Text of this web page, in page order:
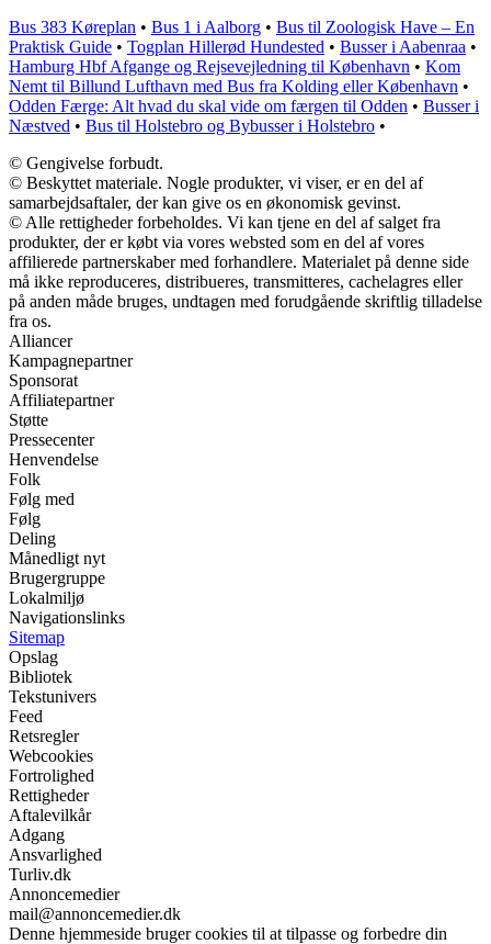
Bus 383 Køreplan • Bus 1 i Aalborg • Bus til Zoologisk Have – En
Praktisk Guide • Togplan Hillerød Hundested • Busser i Aabenraa •
Hamburg Hbf Afgange og Rejsevejledning til København • Kom
Nemt til Billund Lufthavn med Bus fra Kolding eller København •
Odden Færge: Alt hvad du skal vide om færgen til Odden • Busser i
Næstved • Bus til Holstebro og Bybusser i Holstebro •
© Gengivelse forbudt.
© Beskyttet materiale. Nogle produkter, vi viser, er en del af
samarbejdsaftaler, der kan give os en økonomisk gevinst.
© Alle rettigheder forbeholdes. Vi kan tjene en del af salget fra
produkter, der er købt via vores websted som en del af vores
affilierede partnerskaber med forhandlere. Materialet på denne side
må ikke reproduceres, distribueres, transmitteres, cachelagres eller
på anden måde bruges, undtagen med forudgående skriftlig tilladelse
fra os.
Alliancer
Kampagnepartner
Sponsorat
Affiliatepartner
Støtte
Pressecenter
Henvendelse
Folk
Følg med
Følg
Deling
Månedligt nyt
Brugergruppe
Lokalmiljø
Navigationslinks
Sitemap
Opslag
Bibliotek
Tekstunivers
Feed
Retsregler
Webcookies
Fortrolighed
Rettigheder
Aftalevilkår
Adgang
Ansvarlighed
Turliv.dk
Annoncemedier
mail@annoncemedier.dk
Denne hjemmeside bruger cookies til at tilpasse og forbedre din